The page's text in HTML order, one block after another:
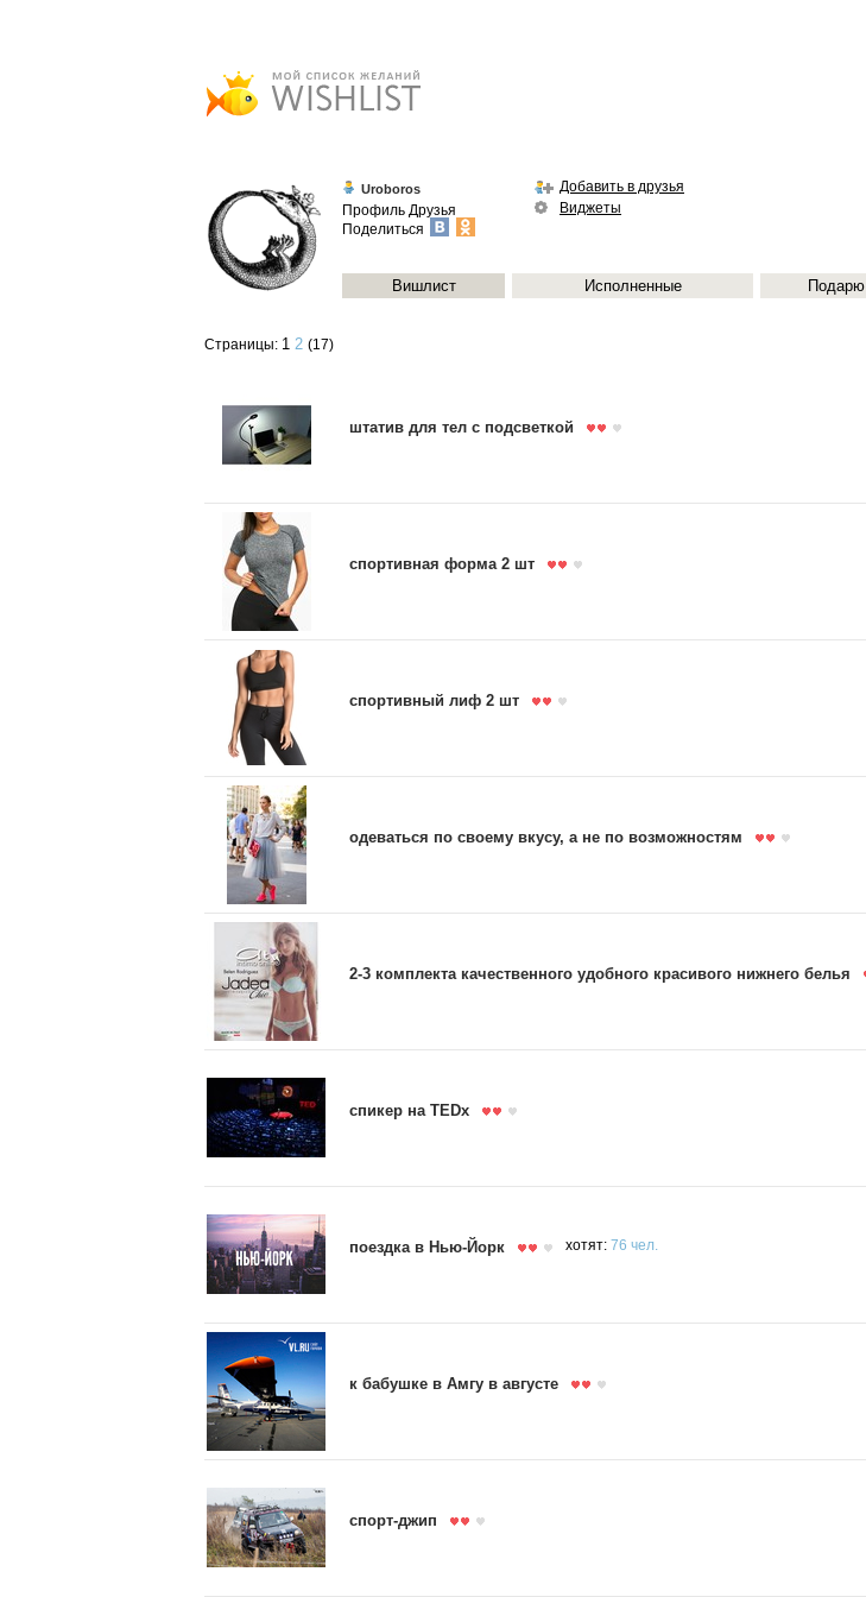
Uroboros
Профиль Друзья
Поделиться
Добавить в друзья
Виджеты
Вишлист Исполненные Подарю
Страницы: 1 2 (17)
штатив для тел с подсветкой
спортивная форма 2 шт
спортивный лиф 2 шт
одеваться по своему вкусу, а не по возможностям
2-3 комплекта качественного удобного красивого нижнего белья
спикер на TEDx
поездка в Нью-Йорк хотят: 76 чел.
к бабушке в Амгу в августе
спорт-джип